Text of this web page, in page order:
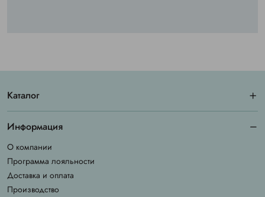
Каталог
Информация
О компании
Программа лояльности
Доставка и оплата
Производство